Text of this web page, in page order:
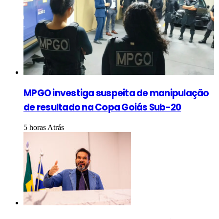
MPGO investiga suspeita de manipulação
de resultado na Copa Goiás Sub-20
5 horas Atrás